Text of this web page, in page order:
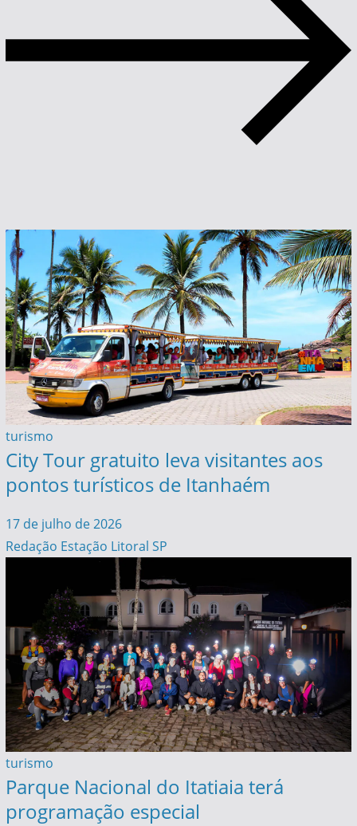
turismo
City Tour gratuito leva visitantes aos
pontos turísticos de Itanhaém
17 de julho de 2026
Redação Estação Litoral SP
turismo
Parque Nacional do Itatiaia terá
programação especial